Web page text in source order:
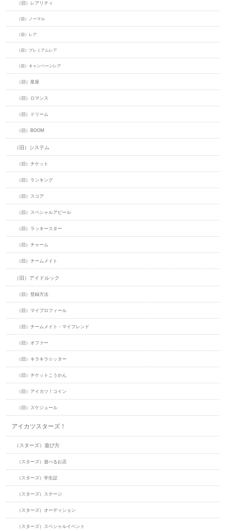
（旧）レアリティ
（旧）ノーマル
（旧）レア
（旧）プレミアムレア
（旧）キャンペーンレア
（旧）星座
（旧）ロマンス
（旧）ドリーム
（旧）BOOM
（旧）システム
（旧）チケット
（旧）ランキング
（旧）スコア
（旧）スペシャルアピール
（旧）ラッキースター
（旧）チャーム
（旧）チームメイト
（旧）アイドルック
（旧）登録方法
（旧）マイプロフィール
（旧）チームメイト・マイフレンド
（旧）オファー
（旧）キラキラ☆ッター
（旧）チケットこうかん
（旧）アイカツ！コイン
（旧）スケジュール
アイカツスターズ！
（スターズ）遊び方
（スターズ）遊べるお店
（スターズ）学生証
（スターズ）ステージ
（スターズ）オーディション
（スターズ）スペシャルイベント